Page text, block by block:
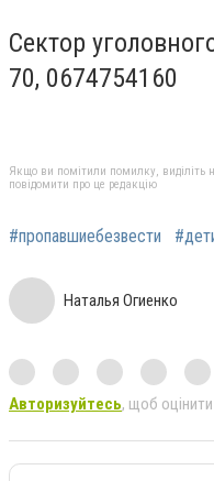
Сектор
70, 0674754160
Якщо ви помітили помилку, виділіть
повідомити про це редакцію
#пропавшиебезвести
Наталья Огиенко
Авторизуйтесь, щоб оцінити